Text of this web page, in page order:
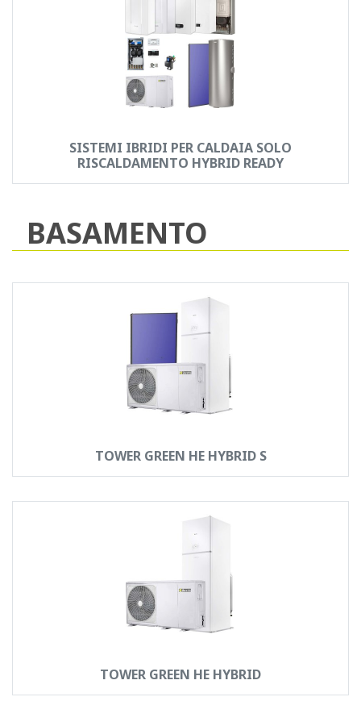
SISTEMI IBRIDI PER CALDAIA SOLO
RISCALDAMENTO HYBRID READY
BASAMENTO
TOWER GREEN HE HYBRID S
TOWER GREEN HE HYBRID